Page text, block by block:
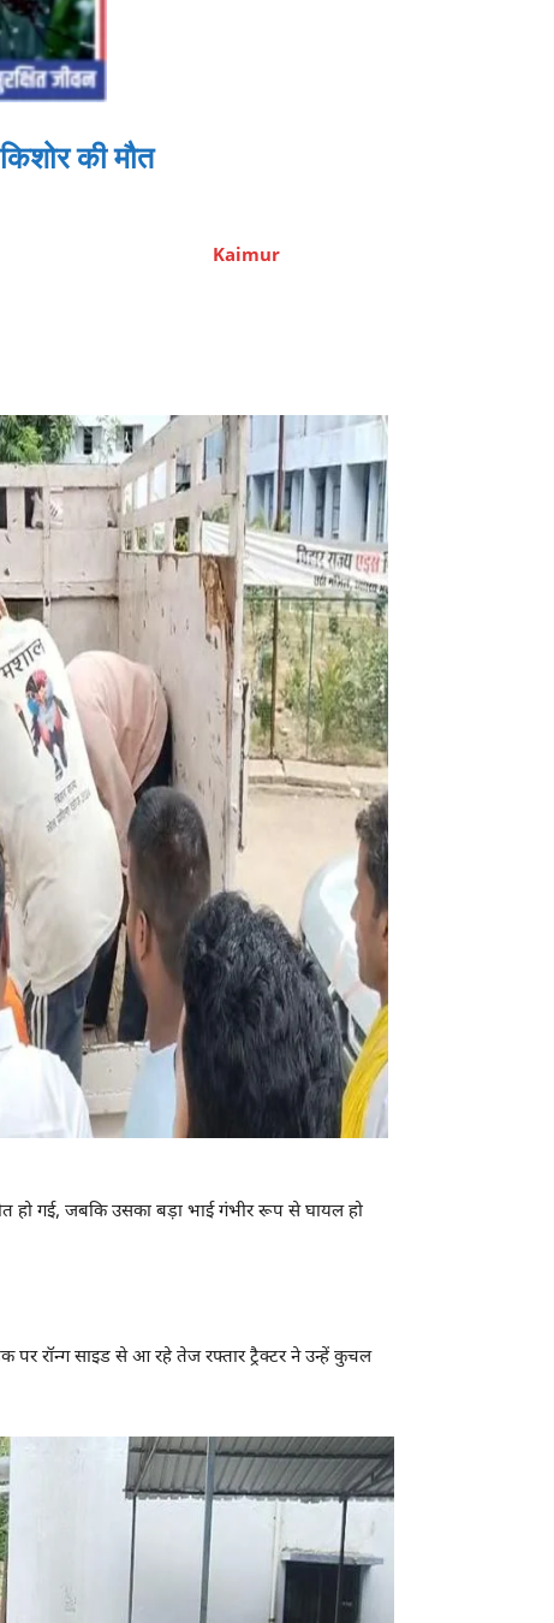
की मौत
Kaimur
हो गई, जबकि उसका बड़ा भाई गंभीर रूप से घायल हो
पर रॉन्ग साइड से आ रहे तेज रफ्तार ट्रैक्टर ने उन्हें कुचल